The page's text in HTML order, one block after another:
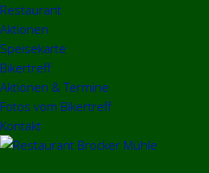
Restaurant
Aktionen
Speisekarte
Bikertreff
Aktionen & Termine
Fotos vom Bikertreff
Kontakt